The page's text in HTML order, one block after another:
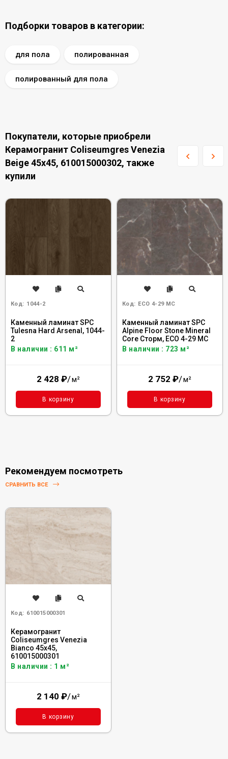
Подборки товаров в категории:
для пола полированная
полированный для пола
Покупатели, которые приобрели
Керамогранит Coliseumgres Venezia
Beige 45x45, 610015000302, также
купили
Код: 1044-2
Каменный ламинат SPC
Tulesna Hard Arsenal, 1044-
2
В наличии : 611 м²
2 428 ₽/м²
В корзину
Код: ECO 4-29 MC
Каменный ламинат SPC
Alpine Floor Stone Mineral
Core Сторм, ЕСО 4-29 MC
В наличии : 723 м²
2 752 ₽/м²
В корзину
Рекомендуем посмотреть
СРАВНИТЬ ВСЕ
Код: 610015000301
Керамогранит
Coliseumgres Venezia
Bianco 45x45,
610015000301
В наличии : 1 м²
2 140 ₽/м²
В корзину